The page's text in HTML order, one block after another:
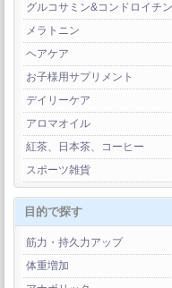
グルコサミン&コンドロイチン
メラトニン
ヘアケア
お子様用サプリメント
デイリーケア
アロマオイル
紅茶、日本茶、コーヒー
スポーツ雑貨
目的で探す
筋力・持久力アップ
体重増加